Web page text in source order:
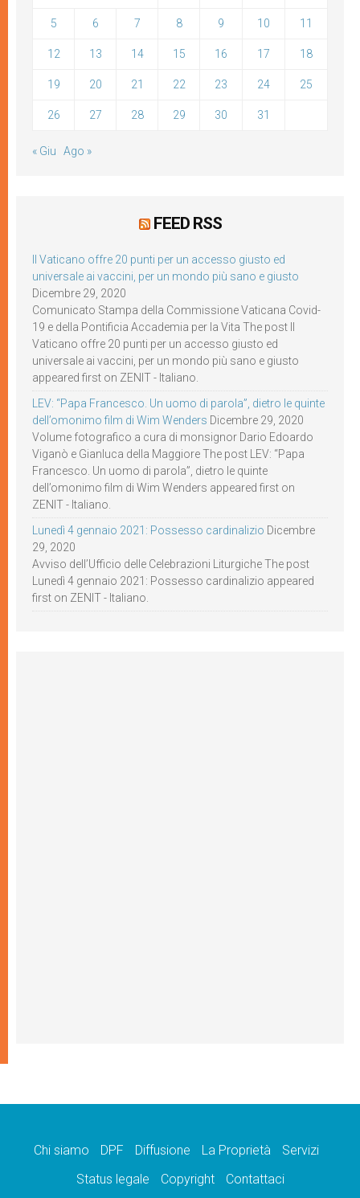
5 6 7 8 9 10 11
12 13 14 15 16 17 18
19 20 21 22 23 24 25
26 27 28 29 30 31
« Giu Ago »
FEED RSS
Il Vaticano offre 20 punti per un accesso giusto ed
universale ai vaccini, per un mondo più sano e giusto
Dicembre 29, 2020
Comunicato Stampa della Commissione Vaticana Covid-
19 e della Pontificia Accademia per la Vita The post Il
Vaticano offre 20 punti per un accesso giusto ed
universale ai vaccini, per un mondo più sano e giusto
appeared first on ZENIT - Italiano.
LEV: “Papa Francesco. Un uomo di parola”, dietro le quinte
dell’omonimo film di Wim Wenders Dicembre 29, 2020
Volume fotografico a cura di monsignor Dario Edoardo
Viganò e Gianluca della Maggiore The post LEV: “Papa
Francesco. Un uomo di parola”, dietro le quinte
dell’omonimo film di Wim Wenders appeared first on
ZENIT - Italiano.
Lunedì 4 gennaio 2021: Possesso cardinalizio Dicembre
29, 2020
Avviso dell’Ufficio delle Celebrazioni Liturgiche The post
Lunedì 4 gennaio 2021: Possesso cardinalizio appeared
first on ZENIT - Italiano.
Chi siamo DPF Diffusione La Proprietà
Servizi
Status legale
Copyright Contattaci